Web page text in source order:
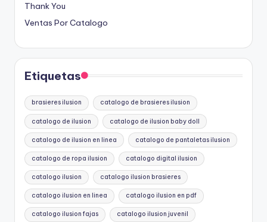
Thank You
Ventas Por Catalogo
Etiquetas
brasieres ilusion catalogo de brasieres ilusion
catalogo de ilusion catalogo de ilusion baby doll
catalogo de ilusion en linea catalogo de pantaletas ilusion
catalogo de ropa ilusion catalogo digital ilusion
catalogo ilusion catalogo ilusion brasieres
catalogo ilusion en linea catalogo ilusion en pdf
catalogo ilusion fajas catalogo ilusion juvenil